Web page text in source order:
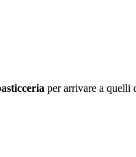
per arrivare a quelli